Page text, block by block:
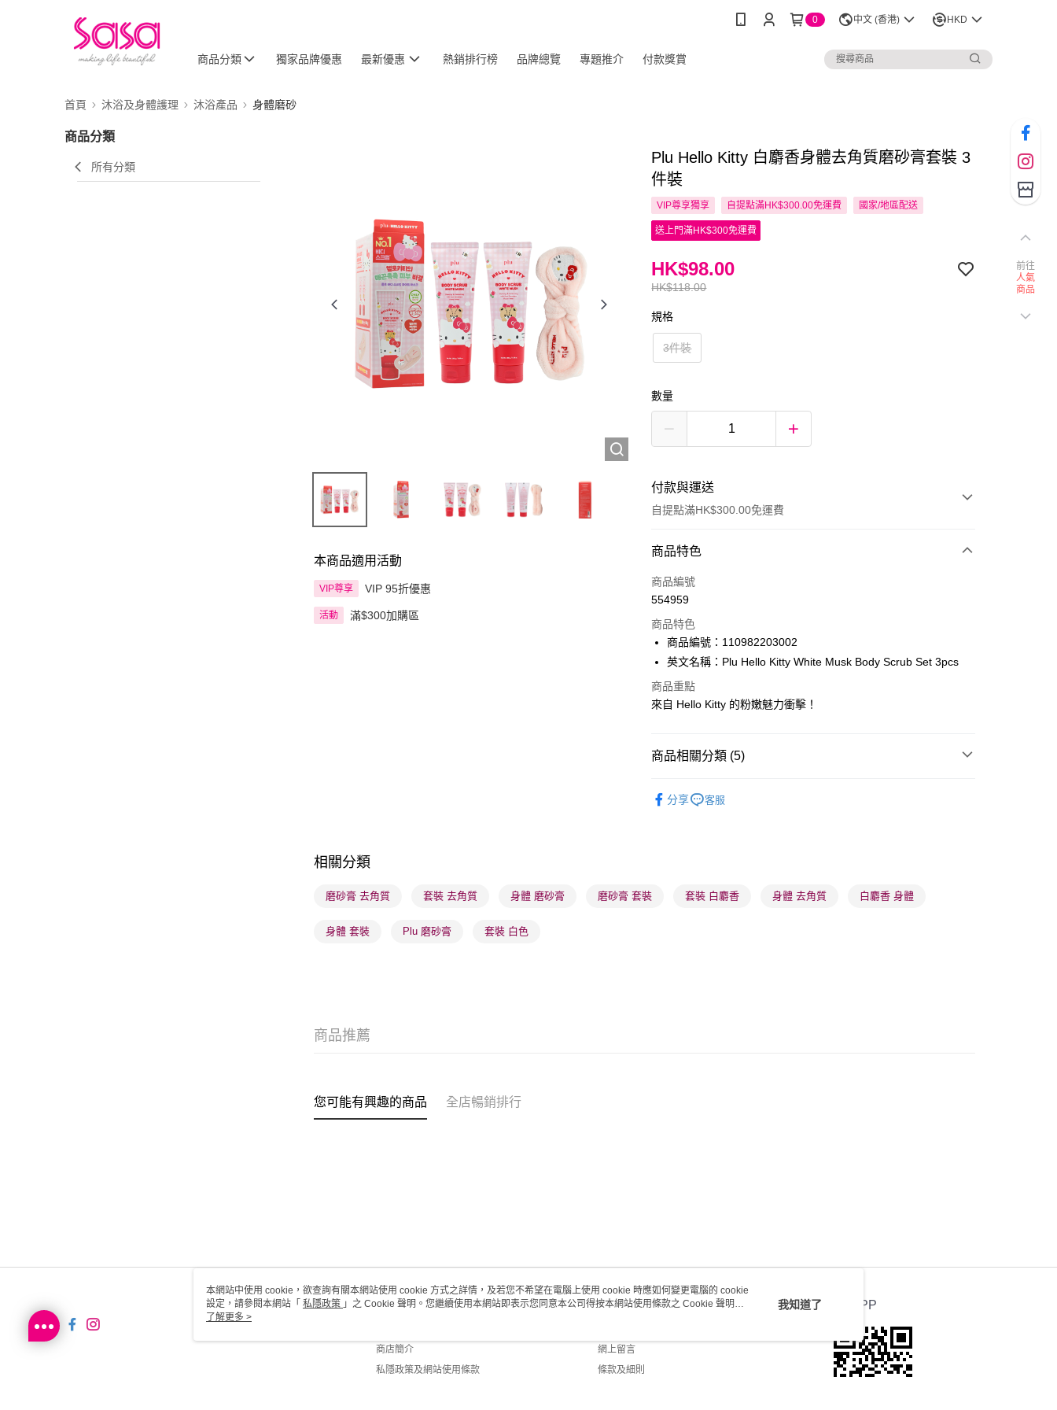
0 中文 (香港) HKD
商品分類 獨家品牌優惠 最新優惠 熱銷排行榜 品牌總覽 專題推介 付款獎賞
首頁 沐浴及身體護理 沐浴產品 身體磨砂
商品分類
所有分類
本商品適用活動
VIP尊享 VIP 95折優惠
活動 滿$300加購區
Plu Hello Kitty 白麝香身體去角質磨砂膏套裝 3
件裝
VIP尊享獨享 自提點滿HK$300.00免運費 國家/地區配送
送上門滿HK$300免運費
HK$118.00
HK$98.00
規格
3件裝
數量
付款與運送
自提點滿HK$300.00免運費
付款方式
信用卡
AlipayHK
PayMe
WeChat Pay
順豐自助櫃 - 確認發貨後1-3個工作天送達
確認發貨後1-3 工作天送達，訂單將隨機分配至SF順豐速運或京東
商品特色
商品編號
554959
商品特色
商品編號：110982203002
英文名稱：Plu Hello Kitty White Musk Body Scrub Set 3pcs
商品重點
來自 Hello Kitty 的粉嫩魅力衝擊！
商品相關分類 (5)
人氣IP聯乘 Hello kitty | 熱銷推薦 | 香港莎莎網店
分享 客服
相關分類
磨砂膏 去角質 套裝 去角質 身體 磨砂膏 磨砂膏 套裝 套裝 白麝香 身體 去角質 白麝香 身體
身體 套裝 Plu 磨砂膏 套裝 白色
商品推薦
您可能有興趣的商品 全店暢銷排行
關於我們
商店簡介
私隱政策及網站使用條款
客戶服務
網上留言
條款及細則
官方APP
前往
人氣
商品
本網站中使用 cookie，欲查詢有關本網站使用 cookie 方式之詳情，及若您不希望在電腦上使用 cookie 時應如何變更電腦的 cookie
設定，請參閱本網站「 私隱政策 」之 Cookie 聲明。您繼續使用本網站即表示您同意本公司得按本網站使用條款之 Cookie 聲明使
用 cookie。
了解更多 >
我知道了